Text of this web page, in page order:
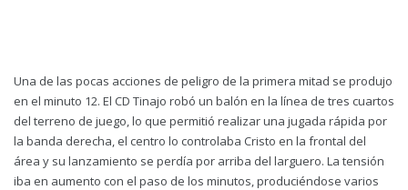
Una de las pocas acciones de peligro de la primera mitad se produjo
en el minuto 12. El CD Tinajo robó un balón en la línea de tres cuartos
del terreno de juego, lo que permitió realizar una jugada rápida por
la banda derecha, el centro lo controlaba Cristo en la frontal del
área y su lanzamiento se perdía por arriba del larguero. La tensión
iba en aumento con el paso de los minutos, produciéndose varios